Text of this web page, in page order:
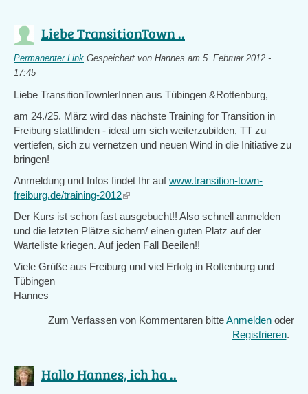
Liebe TransitionTown ..
Permanenter Link Gespeichert von Hannes am 5. Februar 2012 -
17:45
Liebe TransitionTownlerInnen aus Tübingen &Rottenburg,
am 24./25. März wird das nächste Training for Transition in
Freiburg stattfinden - ideal um sich weiterzubilden, TT zu
vertiefen, sich zu vernetzen und neuen Wind in die Initiative zu
bringen!
Anmeldung und Infos findet Ihr aufwww.transition-town-
freiburg.de/training-2012(link
external)
Der Kurs ist schon fast ausgebucht!! Also schnell anmelden
und die letzten Plätze sichern/ einen guten Platz auf der
Warteliste kriegen. Auf jeden Fall Beeilen!!
Viele Grüße aus Freiburg und viel Erfolg in Rottenburg und
Tübingen
Hannes
Zum Verfassen von Kommentaren bitteAnmelden oder
Registrieren.
Hallo Hannes, ich ha ..